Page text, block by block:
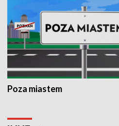
Poza miastem